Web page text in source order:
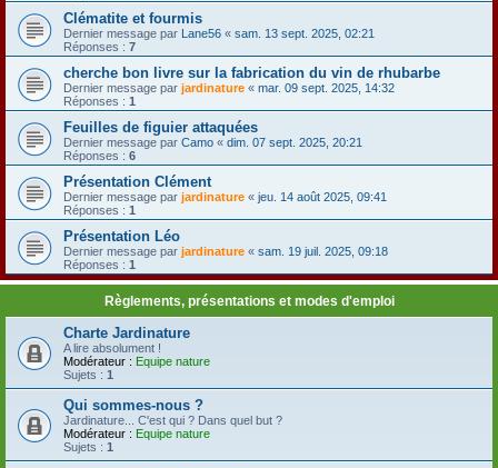
Clématite et fourmis
Dernier message par Lane56 « sam. 13 sept. 2025, 02:21
Réponses : 7
cherche bon livre sur la fabrication du vin de rhubarbe
Dernier message par jardinature « mar. 09 sept. 2025, 14:32
Réponses : 1
Feuilles de figuier attaquées
Dernier message par Camo « dim. 07 sept. 2025, 20:21
Réponses : 6
Présentation Clément
Dernier message par jardinature « jeu. 14 août 2025, 09:41
Réponses : 1
Présentation Léo
Dernier message par jardinature « sam. 19 juil. 2025, 09:18
Réponses : 1
Règlements, présentations et modes d'emploi
Charte Jardinature
A lire absolument !
Modérateur : Equipe nature
Sujets : 1
Qui sommes-nous ?
Jardinature... C'est qui ? Dans quel but ?
Modérateur : Equipe nature
Sujets : 1